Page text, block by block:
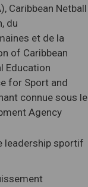
Caribbean Netball
du
et de la
of Caribbean
Education
for Sport and
connue sous le
Agency
leadership sportif